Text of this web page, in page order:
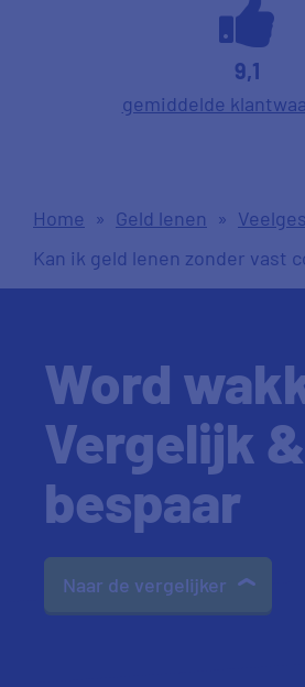
9,1
gemiddelde
Home » Geld lenen »
Kan ik geld lenen zonder vast
Word
Vergelijk &
bespaar
Naar de vergelijker